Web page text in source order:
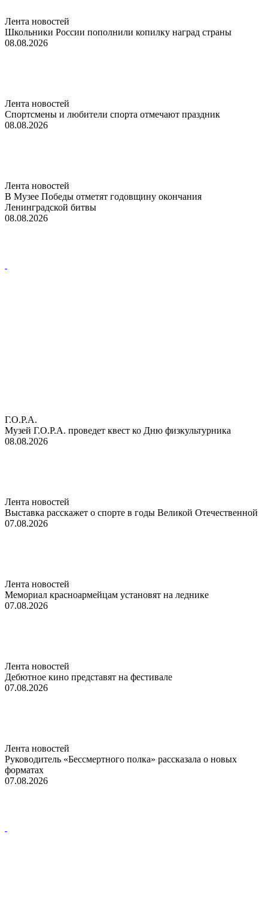
Лента новостей
Школьники России пополнили копилку наград страны
08.08.2026
Лента новостей
Спортсмены и любители спорта отмечают праздник
08.08.2026
Лента новостей
В Музее Победы отметят годовщину окончания
Ленинградской битвы
08.08.2026
Г.О.Р.А.
Музей Г.О.Р.А. проведет квест ко Дню физкультурника
08.08.2026
Лента новостей
Выставка расскажет о спорте в годы Великой Отечественной
07.08.2026
Лента новостей
Мемориал красноармейцам установят на леднике
07.08.2026
Лента новостей
Дебютное кино представят на фестивале
07.08.2026
Лента новостей
Руководитель «Бессмертного полка» рассказала о новых
форматах
07.08.2026